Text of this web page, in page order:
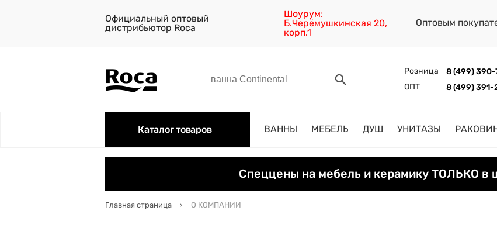
Официальный оптовый
дистрибьютор Roca
Шоурум:
Б.Черёмушкинская 20,
корп.1
Оптовым
Розница 8 (499) 390-
ОПТ
8 (499)
Каталог товаров ВАННЫ МЕБЕЛЬ ДУШ УНИТАЗЫ
Спеццены на мебель и керамику ТОЛЬКО в
Главная страница О КОМПАНИИ